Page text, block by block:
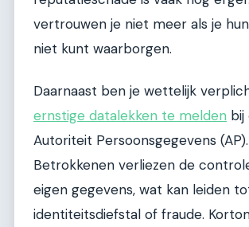
vertrouwen je niet meer als je
niet kunt waarborgen.
Daarnaast ben je wettelijk
ernstige datalekken te melden bij
Autoriteit Persoonsgegevens (AP).
Betrokkenen verliezen de
eigen gegevens, wat kan leiden
identiteitsdiefstal of fraude.